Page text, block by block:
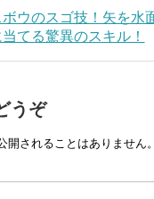
ボウのスゴ技！矢を水
てる驚異のスキル！
うぞ
開されることはありません。